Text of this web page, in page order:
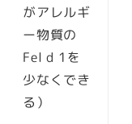
がアレルギ
ー物質の
Fel d 1を
少なくでき
る）